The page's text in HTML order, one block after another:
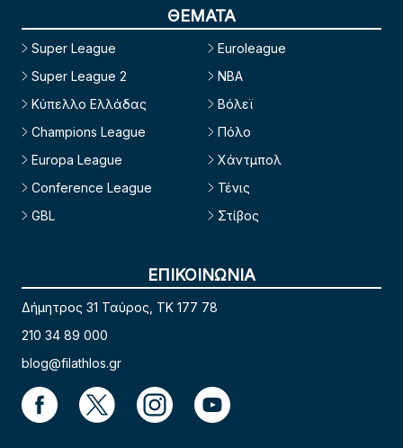
ΘΕΜΑΤΑ
Super League
Super League 2
Κύπελλο Ελλάδας
Champions League
Europa League
Conference League
GBL
Euroleague
NBA
Βόλεϊ
Πόλο
Χάντμπολ
Τένις
Στίβος
ΕΠΙΚΟΙΝΩΝΙΑ
Δήμητρος 31 Ταύρος, TK 177 78
210 34 89 000
blog@filathlos.gr